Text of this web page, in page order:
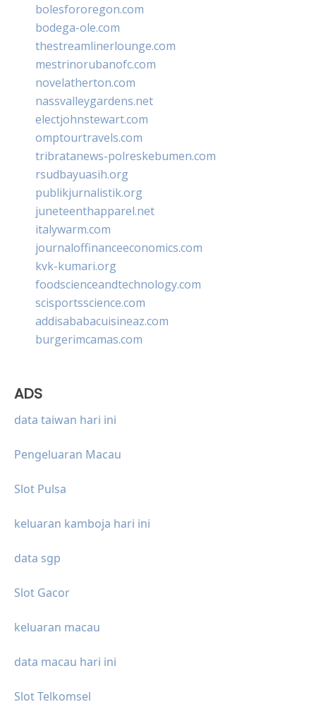
bolesfororegon.com
bodega-ole.com
thestreamlinerlounge.com
mestrinorubanofc.com
novelatherton.com
nassvalleygardens.net
electjohnstewart.com
omptourtravels.com
tribratanews-polreskebumen.com
rsudbayuasih.org
publikjurnalistik.org
juneteenthapparel.net
italywarm.com
journaloffinanceeconomics.com
kvk-kumari.org
foodscienceandtechnology.com
scisportsscience.com
addisababacuisineaz.com
burgerimcamas.com
ADS
data taiwan hari ini
Pengeluaran Macau
Slot Pulsa
keluaran kamboja hari ini
data sgp
Slot Gacor
keluaran macau
data macau hari ini
Slot Telkomsel